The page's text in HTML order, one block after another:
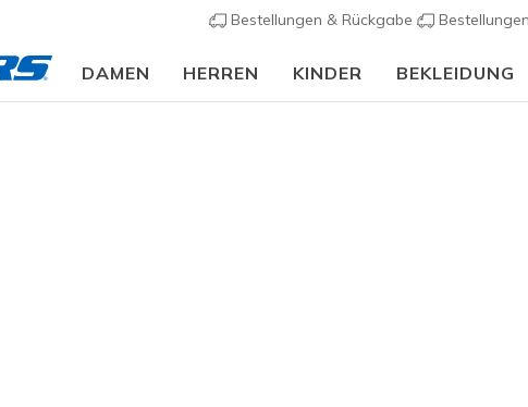
Bestellungen & Rückgabe
DAMEN HERREN KINDER BEKLEIDUNG